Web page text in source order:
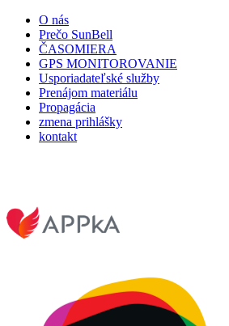
O nás
Prečo SunBell
ČASOMIERA
GPS MONITOROVANIE
Usporiadateľské služby
Prenájom materiálu
Propagácia
zmena prihlášky
kontakt